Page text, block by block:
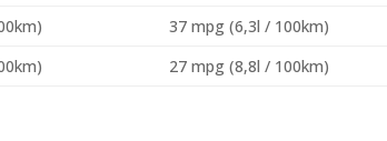
37 mpg (6,3l / 100km)
27 mpg (8,8l / 100km)